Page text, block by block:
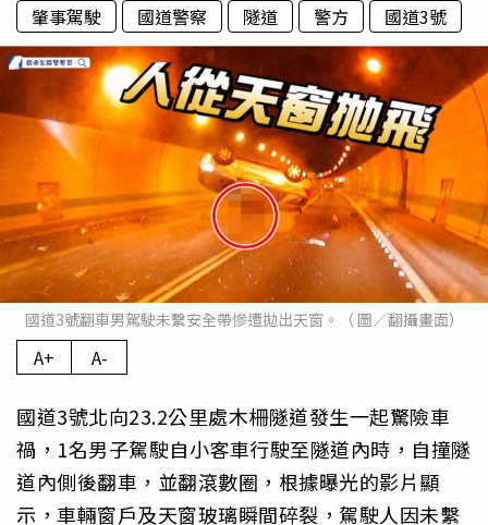
肇事駕駛
國道警察 隧道 警方 國道3號
國道3號翻車男駕駛未繫安全帶慘遭拋出天窗。（ 圖／翻攝畫面）
A+ A-
國道3號北向23.2公里處木柵隧道發生一起驚險車
禍，1名男子駕駛自小客車行駛至隧道內時，自撞隧
道內側後翻車，並翻滾數圈，根據曝光的影片顯
示，車輛窗戶及天窗玻璃瞬間碎裂，駕駛人因未繫